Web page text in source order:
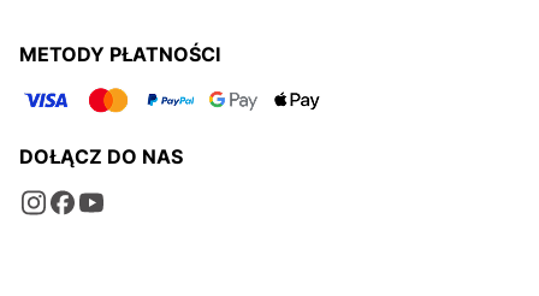
METODY PŁATNOŚCI
DOŁĄCZ DO NAS